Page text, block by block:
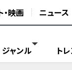
・映画 ニュース
ジャンル ト